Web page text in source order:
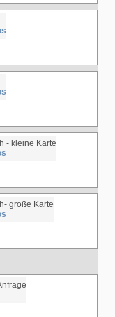
- kleine Karte
große Karte